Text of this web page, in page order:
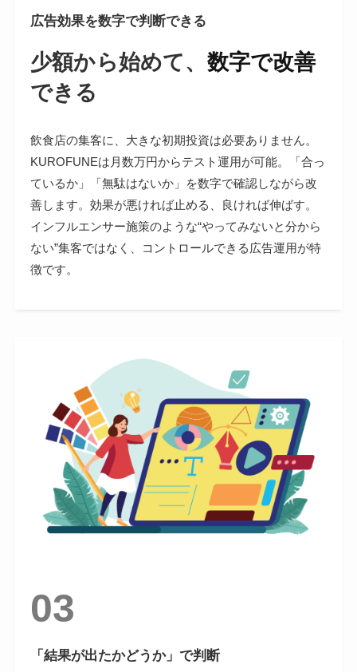
広告効果を数字で判断できる
少額から始めて、 数字で改善
できる
飲食店の集客に、大きな初期投資は必要ありません。
KUROFUNEは月数万円からテスト運用が可能。「合っ
ているか」「無駄はないか」を数字で確認しながら改
善します。効果が悪ければ止める、良ければ伸ばす。
インフルエンサー施策のような“やってみないと分から
ない”集客ではなく、コントロールできる広告運用が特
徴です。
03
「結果が出たかどうか」で判断